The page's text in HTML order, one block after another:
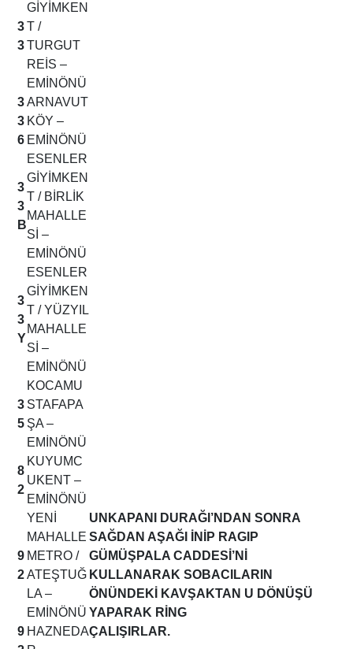
UNKAPANI DURAĞI’NDAN SONRA
SAĞDAN AŞAĞI İNİP RAGIP
GÜMÜŞPALA CADDESİ’Nİ
KULLANARAK SOBACILARIN
ÖNÜNDEKİ KAVŞAKTAN U DÖNÜŞÜ
YAPARAK RİNG
ÇALIŞIRLAR.
3
3
GİYİMKEN
T /
TURGUT
REİS –
EMİNÖNÜ
3
3
6
ARNAVUT
KÖY –
EMİNÖNÜ
3
3
B
ESENLER
GİYİMKEN
T / BİRLİK
MAHALLE
Sİ –
EMİNÖNÜ
3
3
Y
ESENLER
GİYİMKEN
T / YÜZYIL
MAHALLE
Sİ –
EMİNÖNÜ
3
5
KOCAMU
STAFAPA
ŞA –
EMİNÖNÜ
8
2
KUYUMC
UKENT –
EMİNÖNÜ
9
2
YENİ
MAHALLE
METRO /
ATEŞTUĞ
LA –
EMİNÖNÜ
9 HAZNEDA